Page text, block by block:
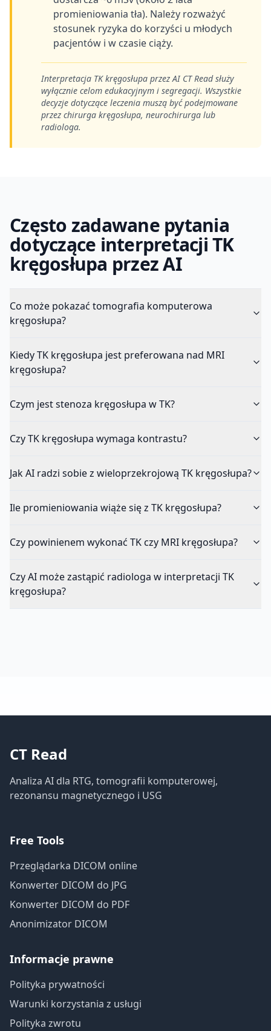
promieniowania tła). Należy rozważyć
stosunek ryzyka do korzyści u młodych
pacjentów i w czasie ciąży.
Interpretacja TK kręgosłupa przez AI CT Read służy
wyłącznie celom edukacyjnym i segregacji. Wszystkie
decyzje dotyczące leczenia muszą być podejmowane
przez chirurga kręgosłupa, neurochirurga lub
radiologa.
Często zadawane pytania
dotyczące interpretacji TK
kręgosłupa przez AI
Co może pokazać tomografia komputerowa
kręgosłupa?
Kiedy TK kręgosłupa jest preferowana nad MRI
kręgosłupa?
Czym jest stenoza kręgosłupa w TK?
Czy TK kręgosłupa wymaga kontrastu?
Jak AI radzi sobie z wieloprzekrojową TK kręgosłupa?
Ile promieniowania wiąże się z TK kręgosłupa?
Czy powinienem wykonać TK czy MRI kręgosłupa?
Czy AI może zastąpić radiologa w interpretacji TK
kręgosłupa?
CT Read
Analiza AI dla RTG, tomografii komputerowej,
rezonansu magnetycznego i USG
Free Tools
Przeglądarka DICOM online
Konwerter DICOM do JPG
Konwerter DICOM do PDF
Anonimizator DICOM
Informacje prawne
Polityka prywatności
Warunki korzystania z usługi
Polityka zwrotu